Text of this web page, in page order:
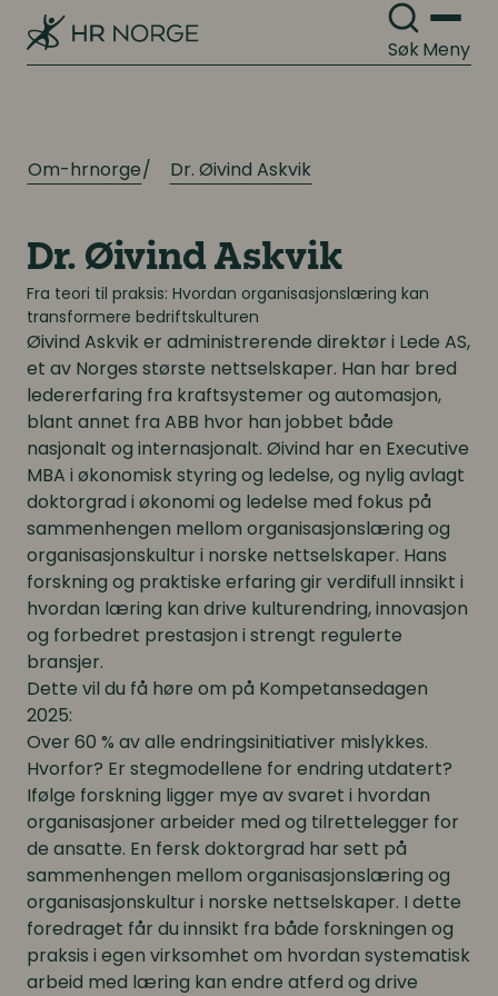
SøkMeny
Om-hrnorge Dr. Øivind Askvik
Dr. Øivind Askvik
Fra teori til praksis: Hvordan organisasjonslæring kan
transformere bedriftskulturen
Øivind Askviker administrerende direktør i Lede AS,
et av Norges største nettselskaper. Han har bred
ledererfaring fra kraftsystemer og automasjon,
blant annet fra ABB hvor han jobbet både
nasjonalt og internasjonalt. Øivind har en Executive
MBA i økonomisk styring og ledelse, og nylig avlagt
doktorgrad i økonomi og ledelse med fokus på
sammenhengen mellom organisasjonslæring og
organisasjonskultur i norske nettselskaper. Hans
forskning og praktiske erfaring gir verdifull innsikt i
hvordan læring kan drive kulturendring, innovasjon
og forbedret prestasjon i strengt regulerte
bransjer.
Dette vil du få høre om på Kompetansedagen
2025:
Over 60 % av alle endringsinitiativer mislykkes.
Hvorfor? Er stegmodellene for endring utdatert?
Ifølge forskning ligger mye av svaret i hvordan
organisasjoner arbeider med og tilrettelegger for
de ansatte. En fersk doktorgrad har sett på
sammenhengen mellom organisasjonslæring og
organisasjonskultur i norske nettselskaper. I dette
foredraget får du innsikt fra både forskningen og
praksis i egen virksomhet om hvordan systematisk
arbeid med læring kan endre atferd og drive